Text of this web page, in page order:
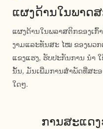
ແຜງດ້ານໃນພາດ
ແຜງດ້ານໃນພລາສຕິກຂອງເກົ້
ງາມແລະທັນສະ ໄໝ ຂອງພວ
ແຂງແຮງ, ຮັບປະກັນການ ນຳ
ນັ້ນ, ມັນເພີ່ມການສໍາພັດທີ່ສະ
ໃດໆ.
ການສະແດ